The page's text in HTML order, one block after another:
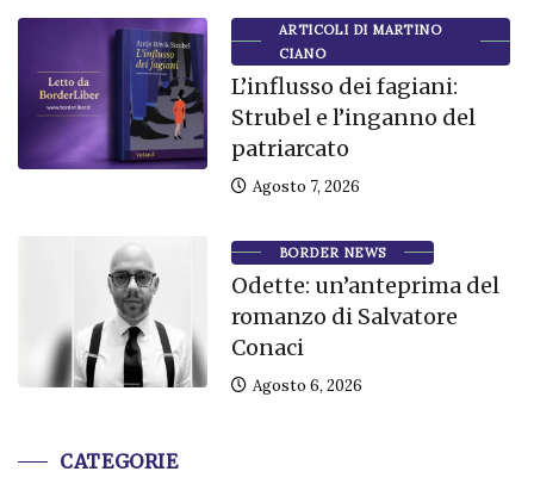
ARTICOLI DI MARTINO
CIANO
L’influsso dei fagiani:
Strubel e l’inganno del
patriarcato
Agosto 7, 2026
BORDER NEWS
Odette: un’anteprima del
romanzo di Salvatore
Conaci
Agosto 6, 2026
CATEGORIE